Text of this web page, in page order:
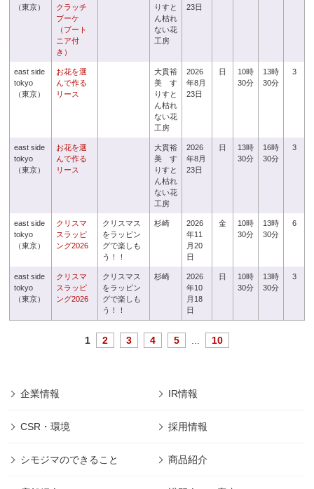
（東京）
クラッチ
ブーケ
（ブート
ニア付
き）
りすと
ん枯れ
ない花
工房
23日
east side
tokyo
（東京）
お花を選
んで作る
リース
大貫裕
美 す
りすと
ん枯れ
ない花
工房
2026
年8月
23日
日
10時
30分
13時
30分
3
east side
tokyo
（東京）
お花を選
んで作る
リース
大貫裕
美 す
りすと
ん枯れ
ない花
工房
2026
年8月
23日
日
13時
30分
16時
30分
3
east side
tokyo
（東京）
クリスマ
スラッピ
ング2026
クリスマス
をラッピン
グで楽しも
う！！
杉崎
2026
年11
月20
日
金
10時
30分
13時
30分
6
east side
tokyo
（東京）
クリスマ
スラッピ
ング2026
クリスマス
をラッピン
グで楽しも
う！！
杉崎
2026
年10
月18
日
日
10時
30分
13時
30分
3
1 2 3 4 5 10
企業情報 IR情報
CSR・環境 採用情報
シモジマのできること 商品紹介